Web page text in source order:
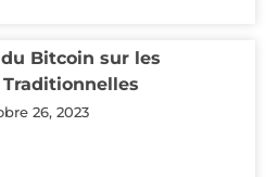
du Bitcoin sur les
26, 2023